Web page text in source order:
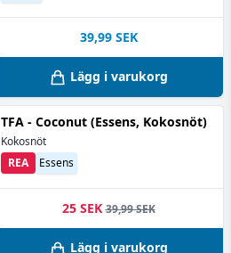
39,99 SEK
Lägg i varukorg
TFA - Coconut (Essens, Kokosnöt)
Kokosnöt
Essens
REA
25 SEK 39,99 SEK
Lägg i varukorg